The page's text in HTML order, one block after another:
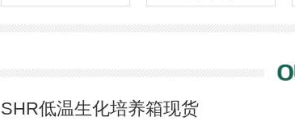
SHR低温生化培养箱现货